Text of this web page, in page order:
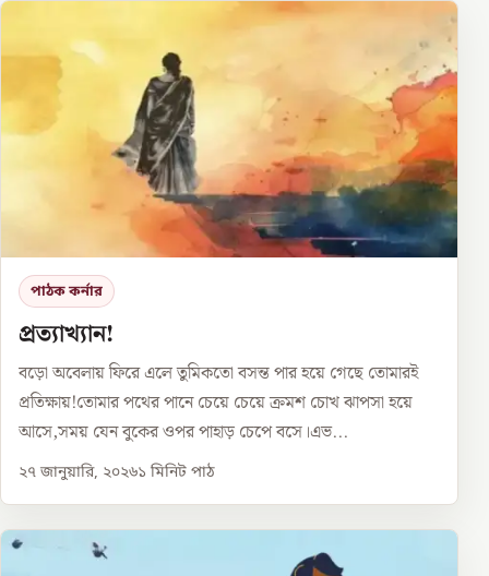
পাঠক কর্নার
প্রত্যাখ্যান!
বড়ো অবেলায় ফিরে এলে তুমিকতো বসন্ত পার হয়ে গেছে তোমারই
প্রতিক্ষায়!তোমার পথের পানে চেয়ে চেয়ে ক্রমশ চোখ ঝাপসা হয়ে
আসে,সময় যেন বুকের ওপর পাহাড় চেপে বসে।এভ...
২৭ জানুয়ারি, ২০২৬১ মিনিট পাঠ